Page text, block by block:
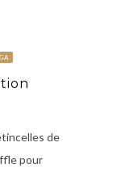
de
pour